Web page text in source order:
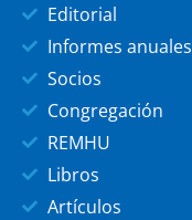
Editorial
Informes anuales
Socios
Congregación
REMHU
Libros
Artículos